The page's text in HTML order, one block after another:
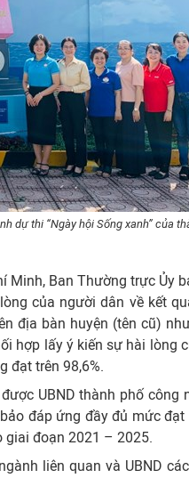
dự thi “Ngày hội Sống xanh” của
Minh, Ban Thường trực Ủy
của người dân về kết
địa bàn huyện (tên cũ)
hợp lấy ý kiến sự hài lòng
đạt trên 98,6%.
UBND thành phố công
đáp ứng đầy đủ mức đạt
giai đoạn 2021 – 2025.
liên quan và UBND